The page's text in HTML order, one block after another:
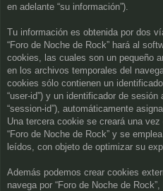
en adelante “su información”).
Tu información es obtenida por dos
“Foro de Noche de Rock” hará al
cookies, las cuales son un pequeño
en los archivos temporales del
cookies sólo contienen un
“user-id”) y un identificador de
“session-id”), automáticamente
Una tercera cookie se creará una
“Foro de Noche de Rock” y se
leídos, con objeto de optimizar su
Además podemos crear cookies
navega por “Foro de Noche de